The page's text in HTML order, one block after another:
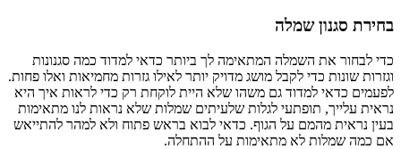
סגנון שמלה
לבחור את השמלה המתאימה לך ביותר כדאי למדוד כמה סגנונות
שונות כדי לקבל מושג מדויק יותר לאילו גזרות מחמיאות ואלו פחות.
כדאי למדוד גם משהו שלא היית לוקחת רק כדי לראות איך היא
עלייך, תופתעי לגלות שלעיתים שמלות שלא נראות לנו מתאימות
נראית מהמם על הגוף. כדאי לבוא בראש פתוח ולא למהר להתייאש
כמה שמלות לא מתאימות על ההתחלה.